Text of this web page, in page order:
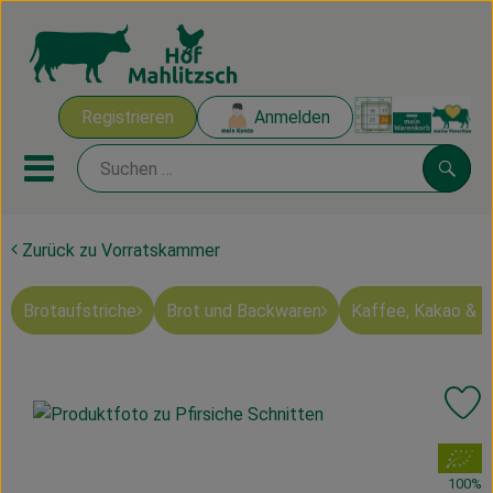
Registrieren Anmelden
Mobiles Menu öffnen oder
Ökokisten
Mahlitzscher Produkte
Ökokisten
Zurück zu Vorratskammer
Brotaufstriche Brot und Backwaren Kaffee, Kakao &
, Verband:
100%